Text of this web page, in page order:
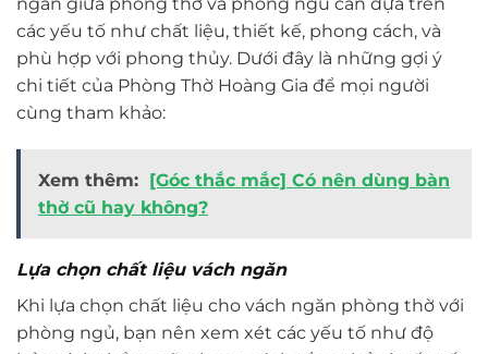
các yếu tố như chất liệu, thiết kế, phong cách, và
phù hợp với phong thủy. Dưới đây là những gợi ý
chi tiết của Phòng Thờ Hoàng Gia để mọi người
cùng tham khảo:
Xem thêm: [Góc thắc mắc] Có nên dùng bàn
thờ cũ hay không?
Lựa chọn chất liệu vách ngăn
Khi lựa chọn chất liệu cho vách ngăn phòng thờ với
phòng ngủ, bạn nên xem xét các yếu tố như độ